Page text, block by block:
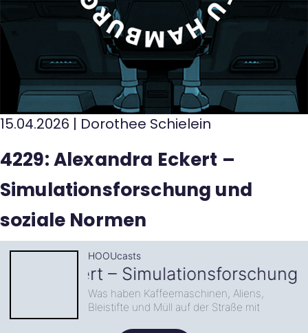
15.04.2026 | Dorothee Schielein
4229: Alexandra Eckert –
Simulationsforschung und
soziale Normen